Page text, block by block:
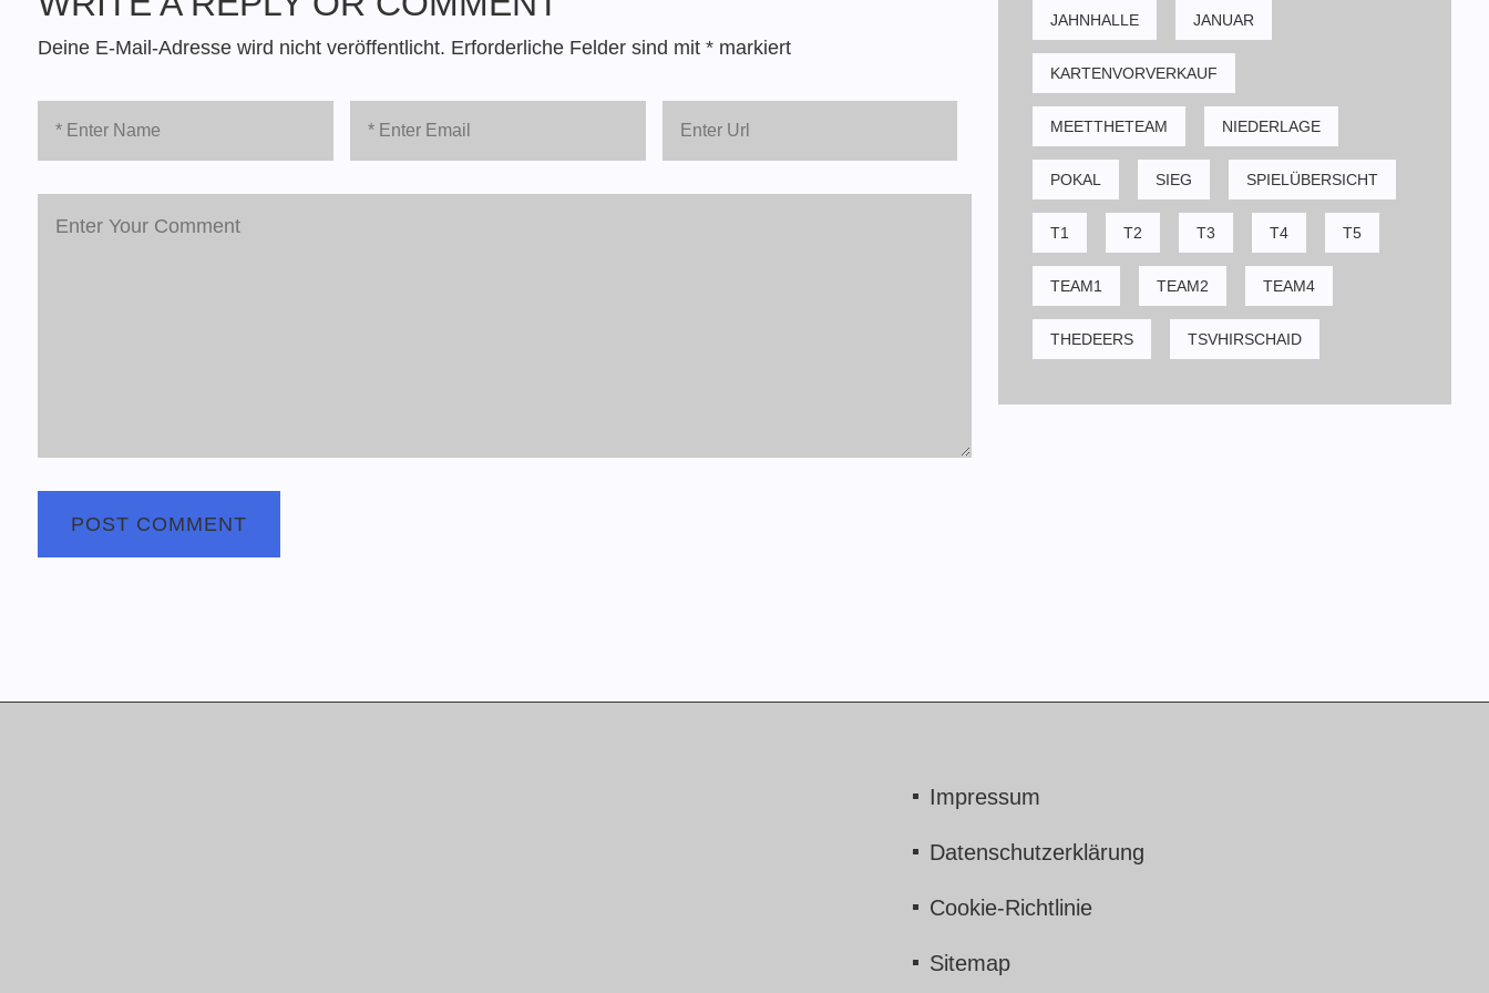
Deine E-Mail-Adresse wird nicht veröffentlicht. Erforderliche Felder sind mit * markiert
JAHNHALLE JANUAR
KARTENVORVERKAUF
MEETTHETEAM NIEDERLAGE
POKAL SIEG SPIELÜBERSICHT
T1 T2 T3 T4 T5
TEAM1 TEAM2 TEAM4
THEDEERS TSVHIRSCHAID
Impressum
Datenschutzerklärung
Cookie-Richtlinie
Sitemap